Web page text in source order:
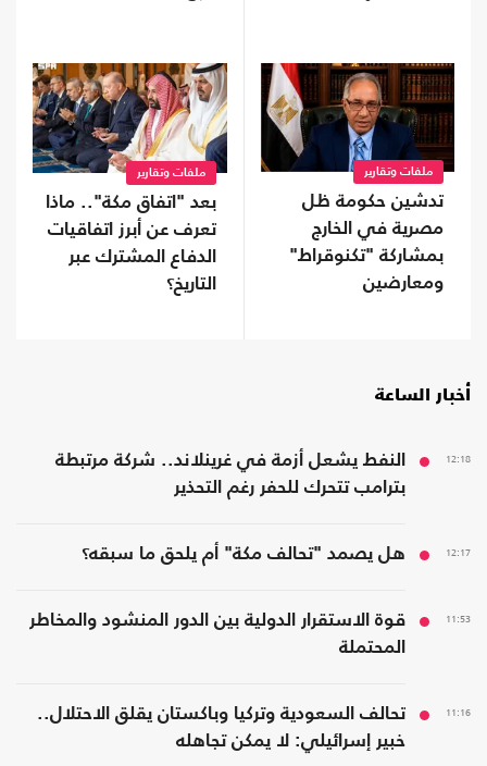
ملفات وتقارير
تدشين حكومة ظل
مصرية في الخارج
بمشاركة "تكنوقراط"
ومعارضين
ملفات وتقارير
بعد "اتفاق مكة".. ماذا
تعرف عن أبرز اتفاقيات
الدفاع المشترك عبر
التاريخ؟
أخبار الساعة
12:18
النفط يشعل أزمة في غرينلاند.. شركة مرتبطة
بترامب تتحرك للحفر رغم التحذير
12:17 هل يصمد "تحالف مكة" أم يلحق ما سبقه؟
11:53
قوة الاستقرار الدولية بين الدور المنشود والمخاطر
المحتملة
11:16
تحالف السعودية وتركيا وباكستان يقلق الاحتلال..
خبير إسرائيلي: لا يمكن تجاهله